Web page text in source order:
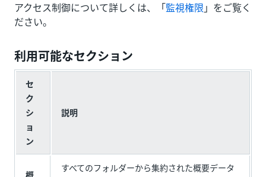
アクセス制御について詳しくは、「監視権限」をご覧く
ださい。
利用可能なセクション
セ
ク
シ
ョ
ン
説明
すべてのフォルダーから集約された概要データ